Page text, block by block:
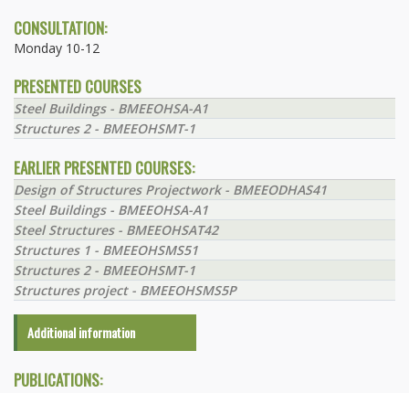
CONSULTATION:
Monday 10-12
PRESENTED COURSES
Steel Buildings - BMEEOHSA-A1
Structures 2 - BMEEOHSMT-1
EARLIER PRESENTED COURSES:
Design of Structures Projectwork - BMEEODHAS41
Steel Buildings - BMEEOHSA-A1
Steel Structures - BMEEOHSAT42
Structures 1 - BMEEOHSMS51
Structures 2 - BMEEOHSMT-1
Structures project - BMEEOHSMS5P
Additional information
PUBLICATIONS: